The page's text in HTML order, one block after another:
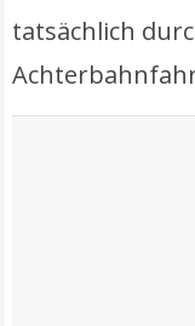
tatsächlich